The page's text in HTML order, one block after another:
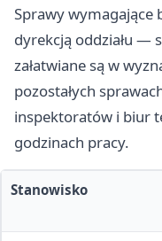
Sprawy wymagające
dyrekcją oddziału —
załatwiane są w
pozostałych
inspektoratów i biur
godzinach pracy.
Stanowisko